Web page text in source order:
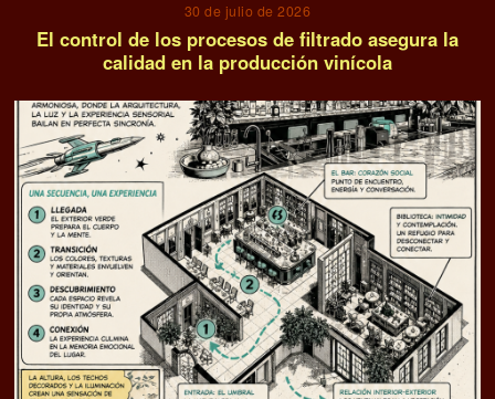
30 de julio de 2026
El control de los procesos de filtrado asegura la
calidad en la producción vinícola